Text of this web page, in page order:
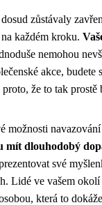
zůstávaly
každém kroku.
nemohou
akce, budete
že to tak prostě
možnosti
mít dlouhodobý
své
Lidé ve vašem
která to